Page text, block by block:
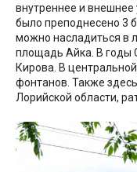
внутреннее и внешнее
было преподнесено 3
можно насладиться в
площадь Айка. В годы
Кирова. В
фонтанов. Также
Лорийской области,